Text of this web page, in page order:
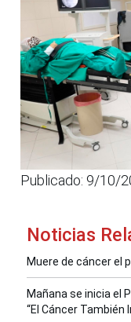
Publicado: 9/10/
Noticias
Muere de cáncer el
Mañana se inicia el
“El Cáncer También